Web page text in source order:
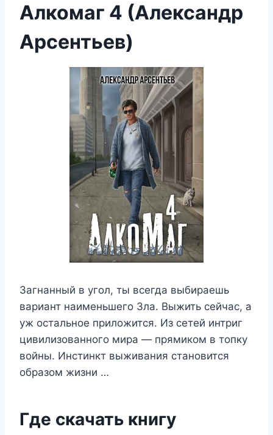
Алкомаг 4 (Александр
Арсентьев)
Загнанный в угол, ты всегда выбираешь
вариант наименьшего Зла. Выжить сейчас, а
уж остальное приложится. Из сетей интриг
цивилизованного мира — прямиком в топку
войны. Инстинкт выживания становится
образом жизни …
Где скачать книгу